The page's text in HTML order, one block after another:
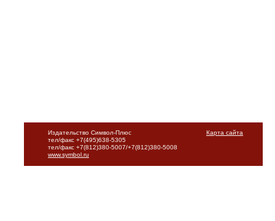
Карта сайта
Издательство Символ-Плюс
тел/факс +7(495)638-5305
тел/факс +7(812)380-5007/+7(812)380-5008
www.symbol.ru